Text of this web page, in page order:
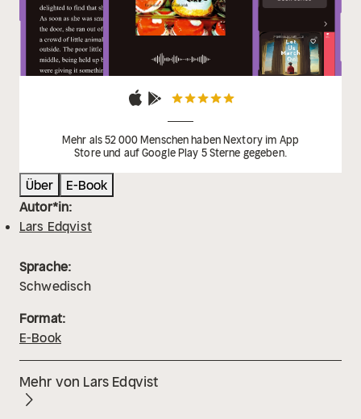
Mehr als 52 000 Menschen haben Nextory im App
Store und auf Google Play 5 Sterne gegeben.
Über
E-Book
Autor*in:
Lars Edqvist
Sprache:
Schwedisch
Format:
E-Book
Mehr von Lars Edqvist